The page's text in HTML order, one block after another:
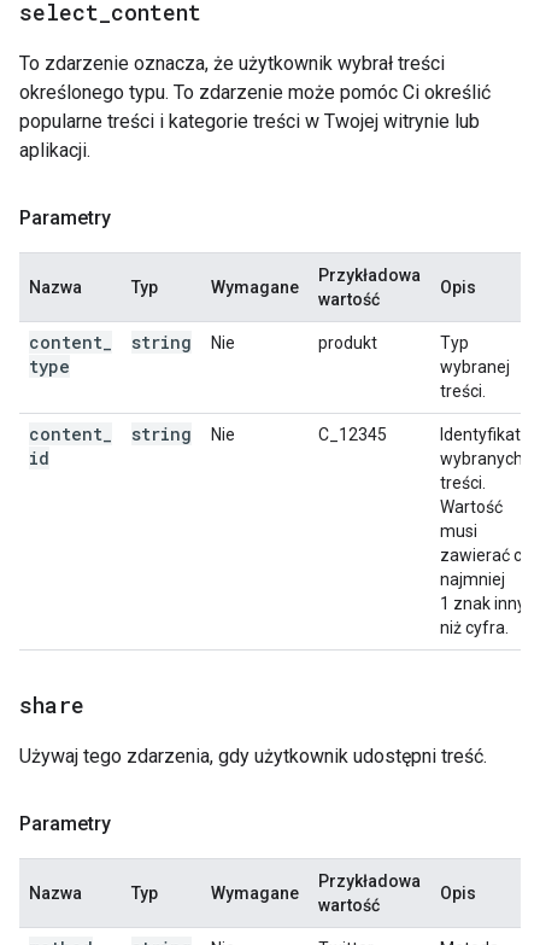
select content
To zdarzenie oznacza, że użytkownik wybrał treści
określonego typu. To zdarzenie może pomóc Ci określić
popularne treści i kategorie treści w Twojej witrynie lub
aplikacji.
Parametry
Nazwa Typ Wymagane
Przykładowa
wartość
Opis
content
type
string Nie produkt
Typ
wybranej
treści.
content
id
string Nie C_12345
Identyfikator
wybranych
treści.
Wartość
musi
zawierać co
najmniej
1 znak inny
niż cyfra.
share
Używaj tego zdarzenia, gdy użytkownik udostępni treść.
Parametry
Nazwa Typ Wymagane
Przykładowa
wartość
Opis